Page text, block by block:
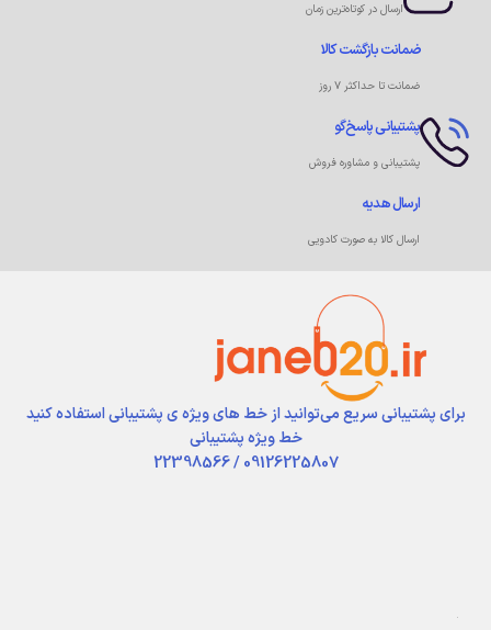
ارسال در کوتاه‌ترین زمان
ضمانت بازگشت کالا
ضمانت تا حداکثر ۷ روز
پشتیبانی پاسخ‌گو
پشتیبانی و مشاوره فروش
ارسال هدیه
ارسال کالا به صورت کادویی
برای پشتیبانی سریع می‌توانید از خط های ویژه ی پشتیبانی استفاده کنید
خط ویژه پشتیبانی
09126225807 / 22398566